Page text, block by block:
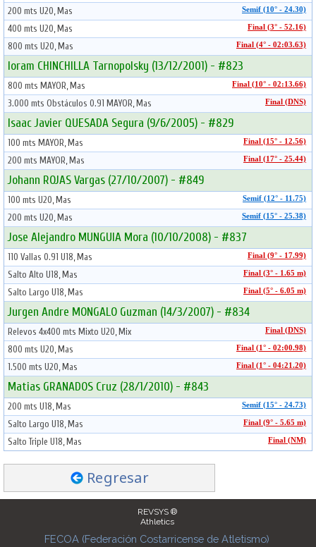
200 mts U20, Mas Semif (10° - 24.30)
400 mts U20, Mas Final (3° - 52.16)
800 mts U20, Mas Final (4° - 02:03.63)
Ioram CHINCHILLA Tarnopolsky (13/12/2001) - #823
800 mts MAYOR, Mas Final (10° - 02:13.66)
3.000 mts Obstáculos 0.91 MAYOR, Mas Final (DNS)
Isaac Javier QUESADA Segura (9/6/2005) - #829
100 mts MAYOR, Mas Final (15° - 12.56)
200 mts MAYOR, Mas Final (17° - 25.44)
Johann ROJAS Vargas (27/10/2007) - #849
100 mts U20, Mas Semif (12° - 11.75)
200 mts U20, Mas Semif (15° - 25.38)
Jose Alejandro MUNGUIA Mora (10/10/2008) - #837
110 Vallas 0.91 U18, Mas Final (9° - 17.99)
Salto Alto U18, Mas Final (3° - 1.65 m)
Salto Largo U18, Mas Final (5° - 6.05 m)
Jurgen Andre MONGALO Guzman (14/3/2007) - #834
Relevos 4x400 mts Mixto U20, Mix Final (DNS)
800 mts U20, Mas Final (1° - 02:00.98)
1.500 mts U20, Mas Final (1° - 04:21.20)
Matias GRANADOS Cruz (28/1/2010) - #843
200 mts U18, Mas Semif (15° - 24.73)
Salto Largo U18, Mas Final (9° - 5.65 m)
Salto Triple U18, Mas Final (NM)
Regresar
REVSYS ®
Athletics
FECOA (Federación Costarricense de Atletismo)